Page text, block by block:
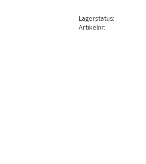
Lagerstatus
Artikelnr